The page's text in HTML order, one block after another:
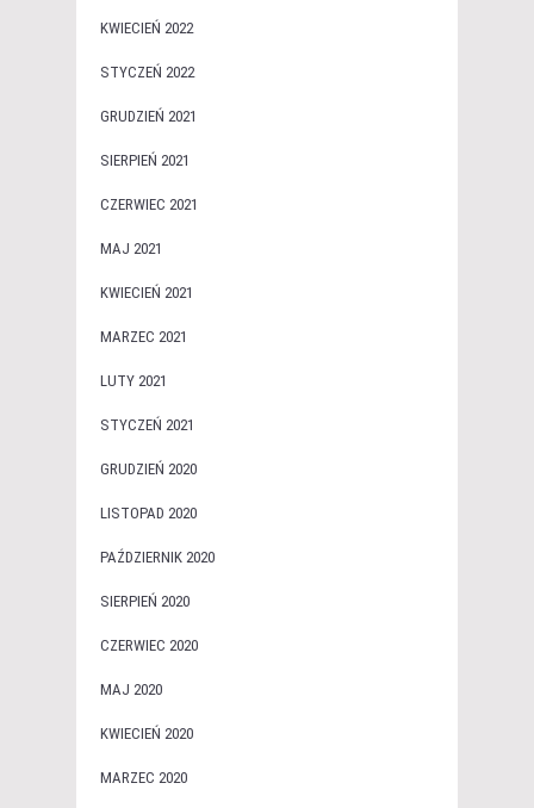
KWIECIEŃ 2022
STYCZEŃ 2022
GRUDZIEŃ 2021
SIERPIEŃ 2021
CZERWIEC 2021
MAJ 2021
KWIECIEŃ 2021
MARZEC 2021
LUTY 2021
STYCZEŃ 2021
GRUDZIEŃ 2020
LISTOPAD 2020
PAŹDZIERNIK 2020
SIERPIEŃ 2020
CZERWIEC 2020
MAJ 2020
KWIECIEŃ 2020
MARZEC 2020